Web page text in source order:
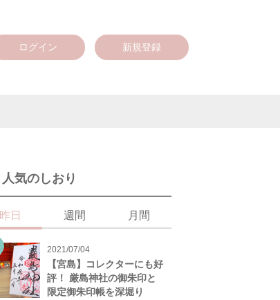
ログイン 新規登録
人気のしおり
昨日 週間 月間
2021/07/04
【宮島】コレクターにも好
評！ 厳島神社の御朱印と
限定御朱印帳を深堀り